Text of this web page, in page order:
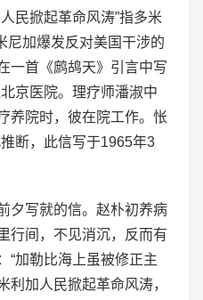
民掀起革命风涛”指多米
尼加爆发反对美国干涉的
一首《鹧鸪天》引言中写
京医院。理疗师潘淑中
养院时，彼在院工作。怅
断，此信写于1965年3
夕写就的信。赵朴初养病
行间，不见消沉，反而有
“加勒比海上虽被修正主
利加人民掀起革命风涛，